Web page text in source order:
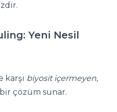
Yeni Nesil
karşı biyosit içermeyen,
çözüm sunar.